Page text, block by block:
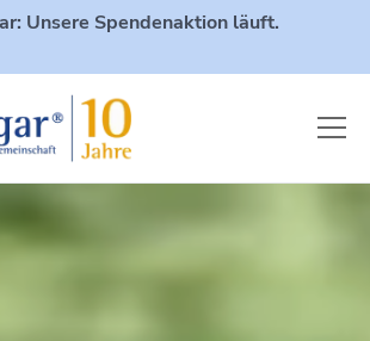
Unsere Spendenaktion läuft.